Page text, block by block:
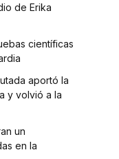
de Erika
científicas
aportó la
y volvió a la
un
en la